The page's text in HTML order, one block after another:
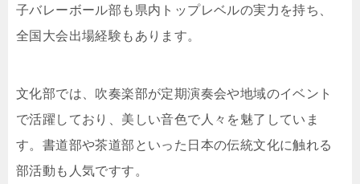
子バレーボール部も県内トップレベルの実力を持ち、
全国大会出場経験もあります。
文化部では、吹奏楽部が定期演奏会や地域のイベント
で活躍しており、美しい音色で人々を魅了していま
す。書道部や茶道部といった日本の伝統文化に触れる
部活動も人気ですす。